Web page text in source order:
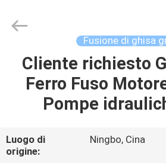
CASA.
PRODOTTI
VIDEO
Foundry
CO.,LTD.
Fusione di ghisa
Cliente richiesto
Ferro Fuso
Pompe
Luogo di
origine:
Ningbo, Cina